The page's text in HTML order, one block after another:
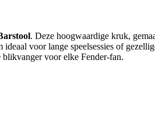
. Deze hoogwaardige kruk,
voor lange speelsessies of
voor elke Fender-fan.